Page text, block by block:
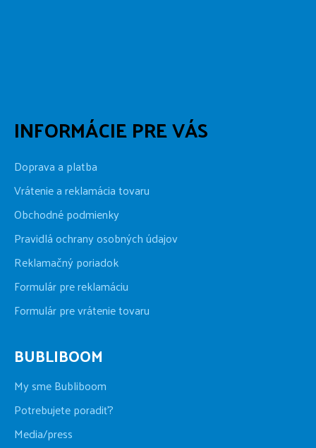
INFORMÁCIE PRE VÁS
Doprava a platba
Vrátenie a reklamácia tovaru
Obchodné podmienky
Pravidlá ochrany osobných údajov
Reklamačný poriadok
Formulár pre reklamáciu
Formulár pre vrátenie tovaru
BUBLIBOOM
My sme Bubliboom
Potrebujete poradiť?
Media/press